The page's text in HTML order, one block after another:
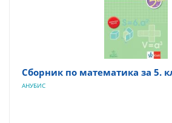
Сборник по математика за 5.
АНУБИС